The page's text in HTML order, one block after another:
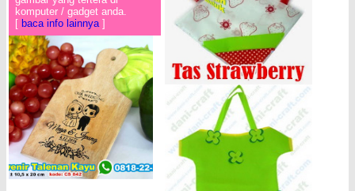
komputer / gadget anda.
[ baca info lainnya]